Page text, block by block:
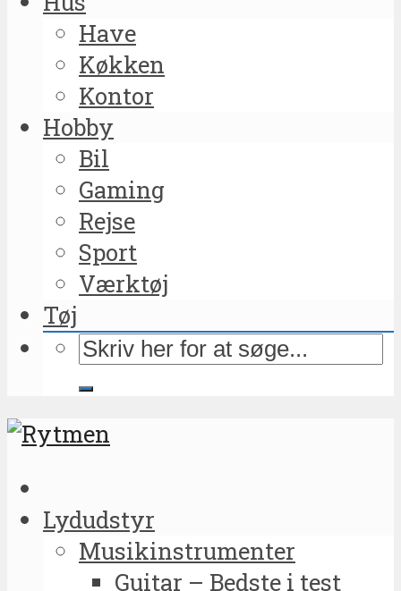
Have
Køkken
Kontor
Hobby
Bil
Gaming
Rejse
Sport
Værktøj
Tøj
Lydudstyr
Musikinstrumenter
Guitar – Bedste i test